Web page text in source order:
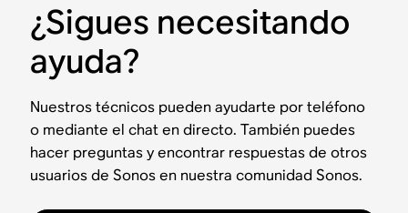
¿Sigues necesitando
ayuda?
Nuestros técnicos pueden ayudarte por teléfono
o mediante el chat en directo. También puedes
hacer preguntas y encontrar respuestas de otros
usuarios de Sonos en nuestra comunidad Sonos.